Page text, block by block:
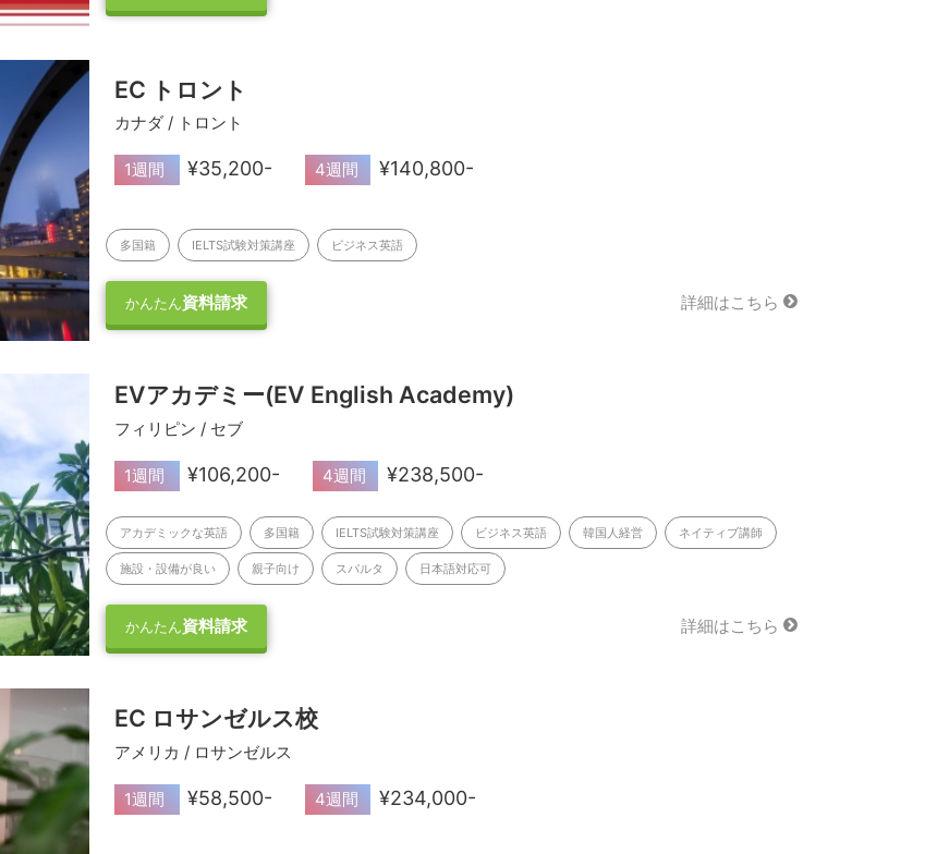
EC トロント
カナダ / トロント
1週間 ¥35,200- 4週間 ¥140,800-
多国籍 IELTS試験対策講座 ビジネス英語
かんたん資料請求 詳細はこちら
EVアカデミー(EV English Academy)
フィリピン / セブ
1週間 ¥106,200- 4週間 ¥238,500-
アカデミックな英語 多国籍 IELTS試験対策講座 ビジネス英語 韓国人経営 ネイティブ講師
施設・設備が良い 親子向け スパルタ 日本語対応可
かんたん資料請求 詳細はこちら
EC ロサンゼルス校
アメリカ / ロサンゼルス
1週間 ¥58,500- 4週間 ¥234,000-